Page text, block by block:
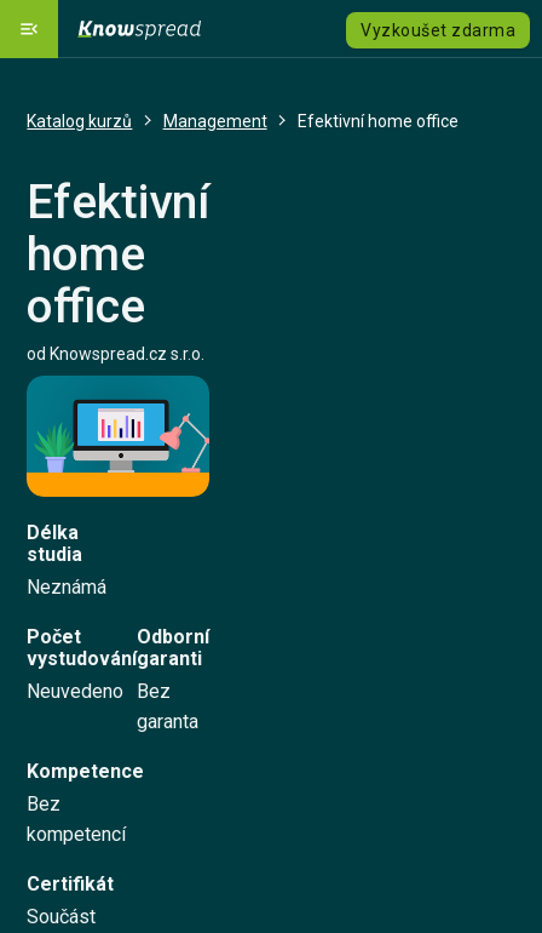
menu_open Vyzkoušet zdarma
local_grocery_store Katalog kurzů
savings Ceník
language Jazyk
Katalog kurzů Management Efektivní home office
Efektivní
home
office
od Knowspread.cz s.r.o.
Délka
studia
Neznámá
Počet
vystudování
Neuvedeno
Odborní
garanti
Bez
garanta
Kompetence
Bez
kompetencí
Certifikát
Součást